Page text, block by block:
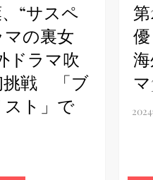
“サスペ
の裏女
ドラマ吹
挑戦 「ブ
ト」で
）
《最凶の悪》が登場する韓国映画。